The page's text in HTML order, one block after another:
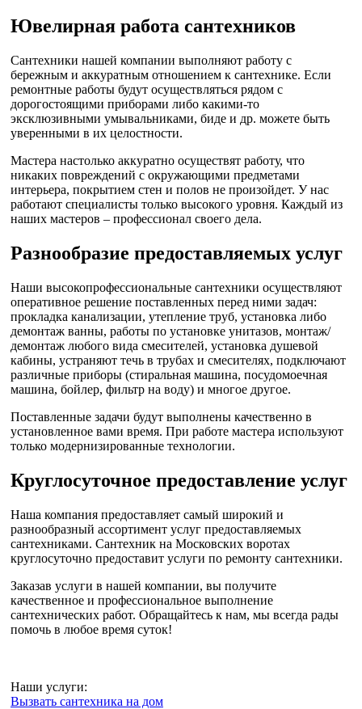
Ювелирная работа сантехников
Сантехники нашей компании выполняют работу с
бережным и аккуратным отношением к сантехнике. Если
ремонтные работы будут осуществляться рядом с
дорогостоящими приборами либо какими-то
эксклюзивными умывальниками, биде и др. можете быть
уверенными в их целостности.
Мастера настолько аккуратно осуществят работу, что
никаких повреждений с окружающими предметами
интерьера, покрытием стен и полов не произойдет. У нас
работают специалисты только высокого уровня. Каждый из
наших мастеров – профессионал своего дела.
Разнообразие предоставляемых услуг
Наши высокопрофессиональные сантехники осуществляют
оперативное решение поставленных перед ними задач:
прокладка канализации, утепление труб, установка либо
демонтаж ванны, работы по установке унитазов, монтаж/
демонтаж любого вида смесителей, установка душевой
кабины, устраняют течь в трубах и смесителях, подключают
различные приборы (стиральная машина, посудомоечная
машина, бойлер, фильтр на воду) и многое другое.
Поставленные задачи будут выполнены качественно в
установленное вами время. При работе мастера используют
только модернизированные технологии.
Круглосуточное предоставление услуг
Наша компания предоставляет самый широкий и
разнообразный ассортимент услуг предоставляемых
сантехниками. Сантехник на Московских воротах
круглосуточно предоставит услуги по ремонту сантехники.
Заказав услуги в нашей компании, вы получите
качественное и профессиональное выполнение
сантехнических работ. Обращайтесь к нам, мы всегда рады
помочь в любое время суток!
Наши услуги:
Вызвать сантехника на дом